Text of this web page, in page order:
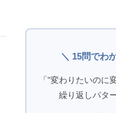
＼ 15問でわ
「"変わりたいのに
繰り返しパタ